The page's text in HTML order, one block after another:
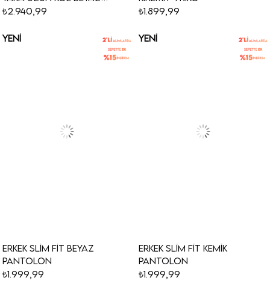
Gömlek
₺2.940,99
₺1.899,99
Erkek Slim Fit Beyaz
Pantolon
₺1.999,99
YENI
Erkek Slim Fit Kemik
Pantolon
₺1.999,99
YENI